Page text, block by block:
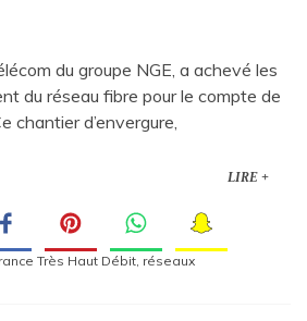
du groupe NGE, a achevé les
du réseau fibre pour le compte de
chantier d’envergure,
LIRE +
Très Haut Débit réseaux